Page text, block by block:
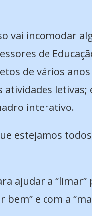
vai incomodar
de
de vários
letivas;
interativo.
estejamos
ajudar a
e com a